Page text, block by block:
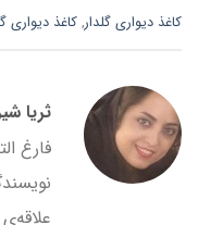
کاغذ دیواری گلدار,کاغذ دیواری
ثریا
فارغ